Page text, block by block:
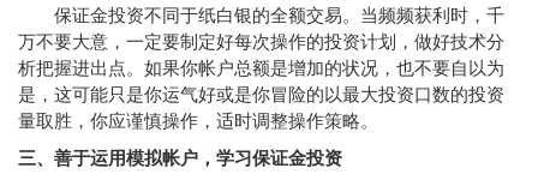
保证金投资不同于纸白银的全额交易。当频频获利时，千
万不要大意，一定要制定好每次操作的投资计划，做好技术分
析把握进出点。如果你帐户总额是增加的状况，也不要自以为
是，这可能只是你运气好或是你冒险的以最大投资口数的投资
量取胜，你应谨慎操作，适时调整操作策略。
三、善于运用模拟帐户，学习保证金投资